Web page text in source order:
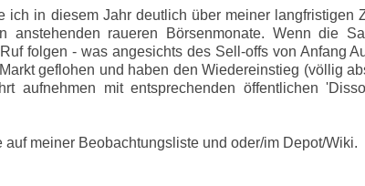
in diesem Jahr deutlich über meiner langfristigen
raueren Börsenmonate. Wenn die
folgen - was angesichts des Sell-offs von Anfang
geflohen und haben den Wiedereinstieg (völlig
aufnehmen mit entsprechenden öffentlichen
meiner Beobachtungsliste und oder/im Depot/Wiki.